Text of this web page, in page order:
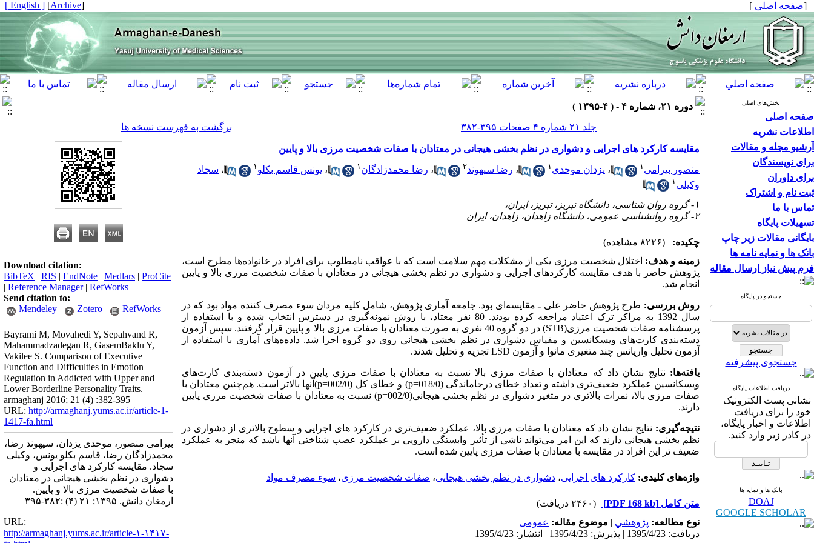
[صفحه اصلی ]
[
Archive
]
[ English ]
بخش‌های اصلی
صفحه اصلی
اطلاعات نشریه
آرشیو مجله و مقالات
برای نویسندگان
برای داوران
ثبت نام و اشتراک
تماس با ما
تسهیلات پایگاه
بایگانی مقالات زیر چاپ
بانک ها و نمایه نامه ها
فرم پیش نیاز ارسال مقاله
جستجو در پایگاه
جستجوی پیشرفته
دریافت اطلاعات پایگاه
نشانی پست الکترونیک
خود را برای دریافت
اطلاعات و اخبار پایگاه،
در کادر زیر وارد کنید.
بانک ها و نمایه ها
DOAJ
GOOGLE SCHOLAR
دوره ۲۱، شماره ۴ - ( ۴-۱۳۹۵ )
جلد ۲۱ شماره ۴ صفحات ۳۹۵-۳۸۲
برگشت به فهرست نسخه ها
مقایسه کارکرد های اجرایی و دشواری در نظم بخشی هیجانی در معتادان با صفات شخصیت مرزی بالا و پایین
منصور بیرامی ۱ ، یزدان موحدی ۱ ، رضا سپهوند۲ ، رضا محمدزادگان ۱ ، یونس قاسم بکلو ۱ ، سجاد
وکیلی ۱
۱- گروه روان شناسی، دانشگاه تبریز، تبریز، ایران،
۲- گروه روانشناسی عمومی، دانشگاه زاهدان، زاهدان، ایران
چکیده:
(۸۲۲۶ مشاهده)
زمینه و هدف: اختلال شخصیت مرزی یکی از مشکلات مهم سلامت است که با عواقب نامطلوب برای افراد در خانواده‌ها مطرح است،
پژوهش حاضر با هدف مقایسه کارکردهای اجرایی و دشواری در نظم بخشی هیجانی در معتادان با صفات شخصیت مرزی بالا و پایین
انجام شد.
روش بررسی: طرح پژوهش حاضر علی ـ مقایسه‌ای بود. جامعه آماری پژوهش، شامل کلیه­ مردان سوء مصرف کننده مواد بود که در
سال 1392 به مراکز ترک اعتیاد مراجعه کرده بودند. 80 نفر معتاد، با روش نمونه‌گیری در دسترس انتخاب شده و با استفاده از
پرسشنامه صفات شخصیت مرزی(STB
) در دو گروه 40 نفری به صورت معتادان با صفات مرزی بالا و پایین قرار گرفتند. سپس آزمون
دسته‌بندی کارت‌های ویسکانسین و مقیاس دشواری در نظم بخشی هیجانی روی دو گروه اجرا شد. داده‌ه‌های آماری با استفاده از
آزمون تحلیل واریانس چند متغیری مانوا و آزمون LSD تجزیه و تحلیل شدند.
یافته‌ها: نتایج نشان داد که معتادان با صفات مرزی بالا نسبت به معتادان با صفات مرزی پایین در آزمون دسته‌بندی کارت‌های
ویسکانسین عملکرد ضعیف‌تری داشته و تعداد خطای درجاماندگی (018/0=
p) و خطای کل (002/0= p)آنها بالاتر است. هم‌چنین معتادان با
صفات مرزی بالا، نمرات بالاتری در متغیر دشواری در نظم بخشی هیجانی(002/0=
p) نسبت به معتادان با صفات شخصیت مرزی پایین
دارند.
نتیجه‌گیری: نتایج نشان داد که معتادان با صفات مرزی بالا، عملکرد ضعیف‌تری در کارکرد های اجرایی و سطوح بالاتری از دشواری در
نظم بخشی هیجانی دارند که این امر می‌تواند ناشی از تأثیر وابستگی دارویی بر عملکرد عصب شناختی آنها باشد که منجر به عملکرد
ضعیف تر این افراد در مقایسه با معتادان با صفات مرزی پایین شده است.
واژه‌های کلیدی: کارکرد های اجرایی، دشواری در نظم بخشی هیجانی، صفات شخصیت مرزی، سوء مصرف مواد
متن کامل [PDF 168 kb]
(۲۴۶۰ دریافت)
نوع مطالعه: پژوهشي | موضوع مقاله: عمومى
دریافت: 1395/4/23 | پذیرش: 1395/4/23 | انتشار: 1395/4/23
Download citation:
BibTeX | RIS | EndNote | Medlars | ProCite
| Reference Manager| RefWorks
Send citation to:
Mendeley
Zotero RefWorks
Bayrami M, Movahedi Y, Sepahvand R,
Mahammadzadegan R, GasemBaklu Y,
Vakilee S. Comparison of Executive
Function and Difficulties in Emotion
Regulation in Addicted with Upper and
Lower Borderline Personality Traits.
armaghanj 2016; 21 (4) :382-395
URL: http://armaghanj.yums.ac.ir/article-1-
1417-fa.html
بیرامی منصور، موحدی یزدان، سپهوند رضا،
محمدزادگان رضا، قاسم بکلو یونس، وکیلی
سجاد. مقایسه کارکرد های اجرایی و
دشواری در نظم بخشی هیجانی در معتادان
با صفات شخصیت مرزی بالا و پایین.
ارمغان دانش. ۱۳۹۵; ۲۱ (۴) :۳۸۲-۳۹۵
URL:
http://armaghanj.yums.ac.ir/article-۱-۱۴۱۷-